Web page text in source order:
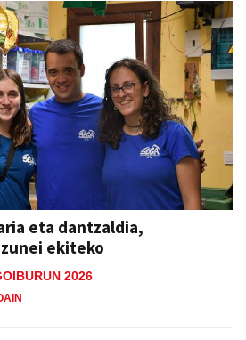
eta dantzaldia,
ekiteko
2026